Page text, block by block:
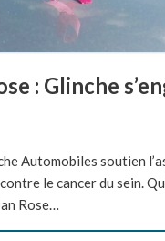
: Glinche
Automobiles soutien
le cancer du sein.
Rose…